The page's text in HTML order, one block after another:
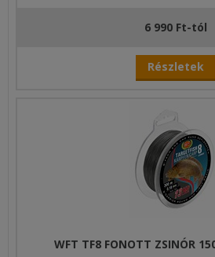
6 990 Ft-tól
Részletek
WFT TF8 FONOTT ZSINÓR